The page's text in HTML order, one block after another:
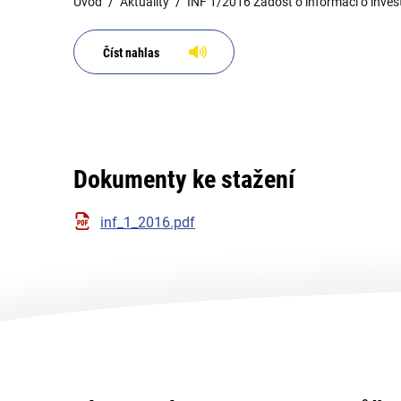
Číst nahlas
Dokumenty ke stažení
inf_1_2016.pdf